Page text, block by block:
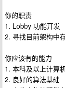
你的职责
1. Lobby 功能开发
2. 寻找目前架构中
你应该有的能力
1. 本科及以上计算
2. 良好的算法基础